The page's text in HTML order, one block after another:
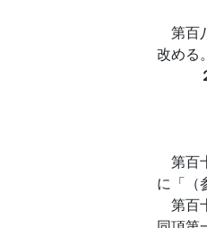
第百
改める。
第百
に「（
第百